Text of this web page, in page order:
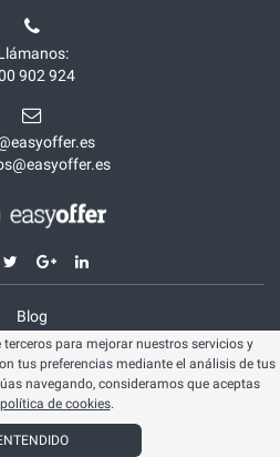
902 924
Blog
Aviso legal
cookies
los derechos reservados
para mejorar nuestros servicios y
tus preferencias mediante el análisis de tus
navegando, consideramos que aceptas
política de cookies.